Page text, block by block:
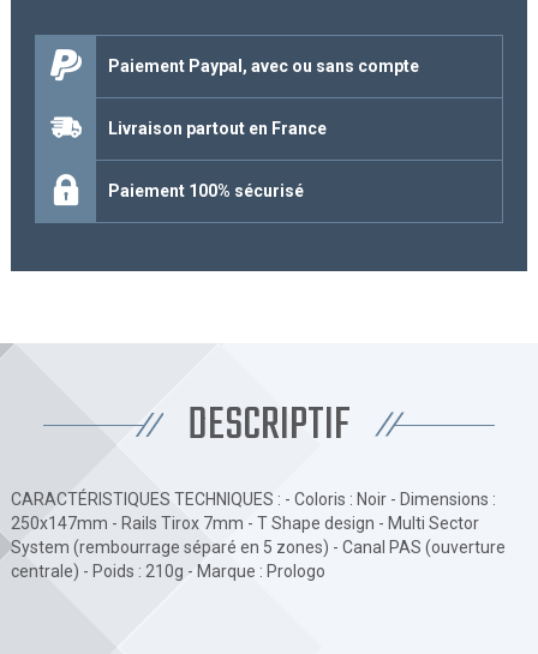
Paiement Paypal, avec ou sans compte
Livraison partout en France
Paiement 100% sécurisé
DESCRIPTIF
CARACTÉRISTIQUES TECHNIQUES : - Coloris : Noir - Dimensions :
250x147mm - Rails Tirox 7mm - T Shape design - Multi Sector
System (rembourrage séparé en 5 zones) - Canal PAS (ouverture
centrale) - Poids : 210g - Marque : Prologo